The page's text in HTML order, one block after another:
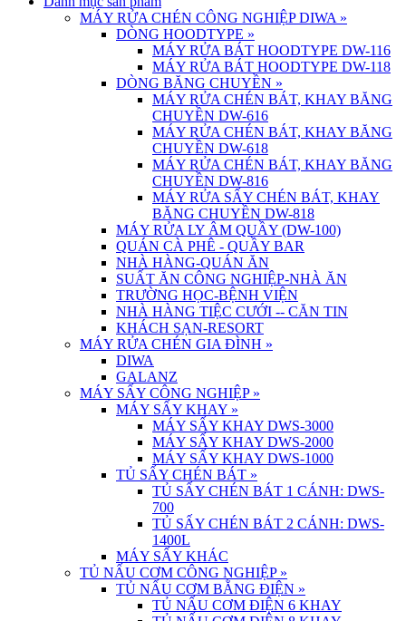
MÁY RỬA CHÉN CÔNG NGHIỆP DIWA »
DÒNG HOODTYPE »
MÁY RỬA BÁT HOODTYPE DW-116
MÁY RỬA BÁT HOODTYPE DW-118
DÒNG BĂNG CHUYỀN »
MÁY RỬA CHÉN BÁT, KHAY BĂNG
CHUYỀN DW-616
MÁY RỬA CHÉN BÁT, KHAY BĂNG
CHUYỀN DW-618
MÁY RỬA CHÉN BÁT, KHAY BĂNG
CHUYỀN DW-816
MÁY RỬA SẤY CHÉN BÁT, KHAY
BĂNG CHUYỀN DW-818
MÁY RỬA LY ÂM QUẦY (DW-100)
QUÁN CÀ PHÊ - QUẦY BAR
NHÀ HÀNG-QUÁN ĂN
SUẤT ĂN CÔNG NGHIỆP-NHÀ ĂN
TRƯỜNG HỌC-BỆNH VIỆN
NHÀ HÀNG TIỆC CƯỚI -- CĂN TIN
KHÁCH SẠN-RESORT
MÁY RỬA CHÉN GIA ĐÌNH »
DIWA
GALANZ
MÁY SẤY CÔNG NGHIỆP »
MÁY SẤY KHAY »
MÁY SẤY KHAY DWS-3000
MÁY SẤY KHAY DWS-2000
MÁY SẤY KHAY DWS-1000
TỦ SẤY CHÉN BÁT »
TỦ SẤY CHÉN BÁT 1 CÁNH: DWS-
700
TỦ SẤY CHÉN BÁT 2 CÁNH: DWS-
1400L
MÁY SẤY KHÁC
TỦ NẤU CƠM CÔNG NGHIỆP »
TỦ NẤU CƠM BẰNG ĐIỆN »
TỦ NẤU CƠM ĐIỆN 6 KHAY